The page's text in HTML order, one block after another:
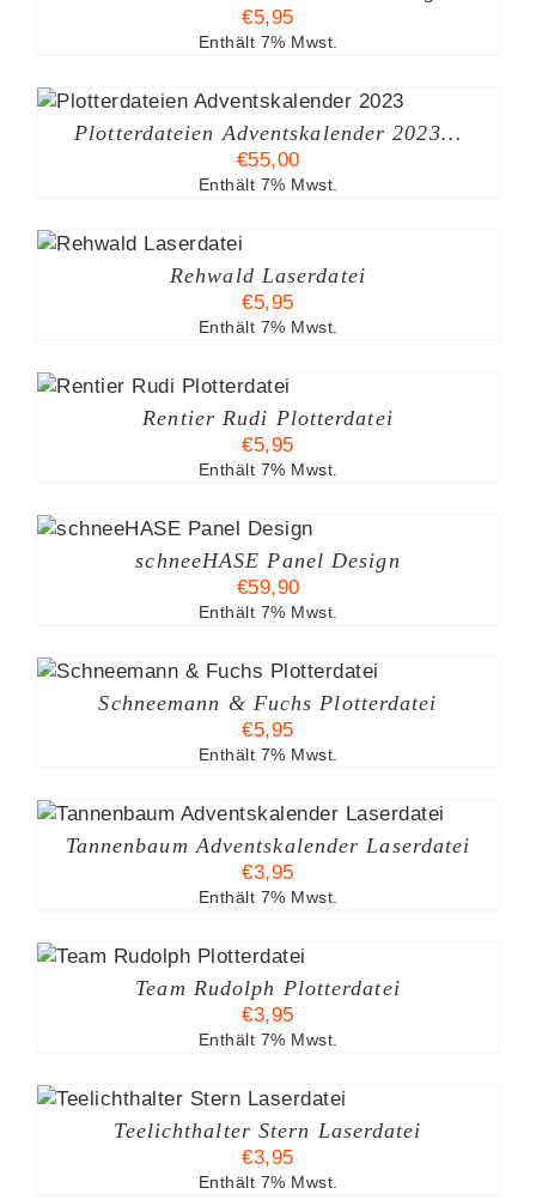
€5,95
Enthält 7% Mwst.
Plotterdateien Adventskalender 2023…
€55,00
Enthält 7% Mwst.
Rehwald Laserdatei
€5,95
Enthält 7% Mwst.
Rentier Rudi Plotterdatei
€5,95
Enthält 7% Mwst.
schneeHASE Panel Design
€59,90
Enthält 7% Mwst.
Schneemann & Fuchs Plotterdatei
€5,95
Enthält 7% Mwst.
Tannenbaum Adventskalender Laserdatei
€3,95
Enthält 7% Mwst.
Team Rudolph Plotterdatei
€3,95
Enthält 7% Mwst.
Teelichthalter Stern Laserdatei
€3,95
Enthält 7% Mwst.